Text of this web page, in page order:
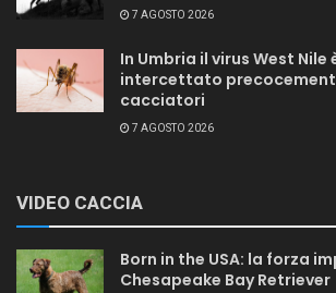
7 AGOSTO 2026
In Umbria il virus West Nile
intercettato
cacciatori
7 AGOSTO 2026
VIDEO CACCIA
Born in the USA: la forza
Chesapeake Bay Retriever